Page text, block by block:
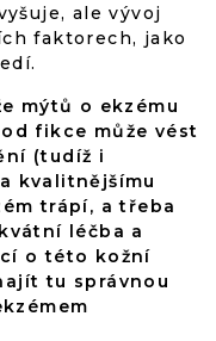
ale vývoj
faktorech, jako
mýtů o ekzému
fikce může vést
(tudíž i
kvalitnějšímu
trápí, a třeba
léčba a
o této kožní
tu správnou